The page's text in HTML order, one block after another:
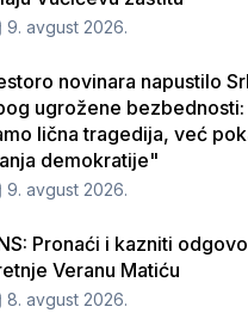
9. avgust 2026.
novinara napustilo
ugrožene
lična tragedija, već
demokratije"
9. avgust 2026.
Pronaći i kazniti
Veranu Matiću
8. avgust 2026.